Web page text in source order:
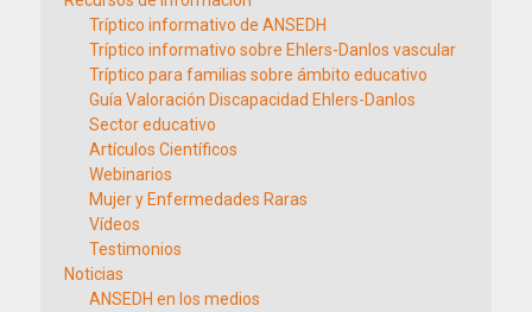
Tríptico informativo de ANSEDH
Tríptico informativo sobre Ehlers-Danlos vascular
Tríptico para familias sobre ámbito educativo
Guía Valoración Discapacidad Ehlers-Danlos
Sector educativo
Artículos Científicos
Webinarios
Mujer y Enfermedades Raras
Vídeos
Testimonios
Noticias
ANSEDH en los medios